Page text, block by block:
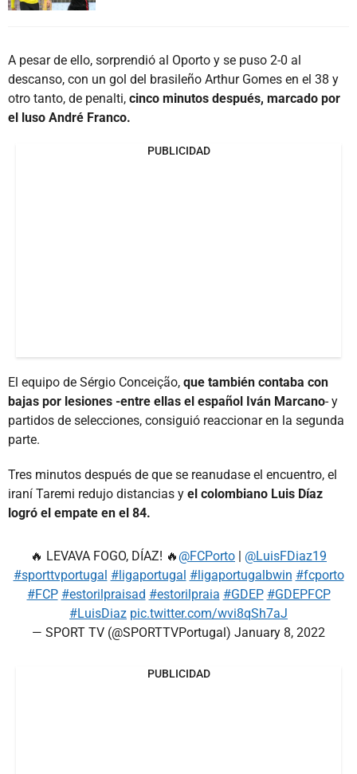
A pesar de ello, sorprendió al Oporto y se puso 2-0 al
descanso, con un gol del brasileño Arthur Gomes en el 38 y
otro tanto, de penalti, cinco minutos después, marcado por
el luso André Franco.
PUBLICIDAD
El equipo de Sérgio Conceição, que también contaba con
bajas por lesiones -entre ellas el español Iván Marcano- y
partidos de selecciones, consiguió reaccionar en la segunda
parte.
Tres minutos después de que se reanudase el encuentro, el
iraní Taremi redujo distancias y el colombiano Luis Díaz
logró el empate en el 84.
🔥 LEVAVA FOGO, DÍAZ! 🔥 @FCPorto | @LuisFDiaz19
#sporttvportugal #ligaportugal #ligaportugalbwin #fcporto
#FCP #estorilpraisad #estorilpraia #GDEP #GDEPFCP
#LuisDiaz pic.twitter.com/wvi8qSh7aJ
— SPORT TV (@SPORTTVPortugal) January 8, 2022
PUBLICIDAD